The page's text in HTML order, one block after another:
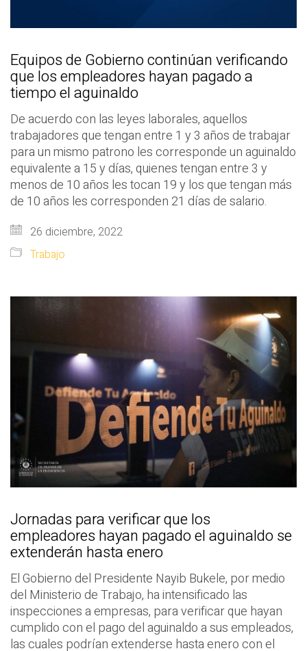
Equipos de Gobierno continúan verificando
que los empleadores hayan pagado a
tiempo el aguinaldo
De acuerdo con las leyes laborales, aquellos
trabajadores que tengan entre 1 y 3 años de trabajar
para un mismo patrono les corresponde un aguinaldo
equivalente a 15 y días, quienes tengan entre 3 y
menos de 10 años les tocan 19 y los que tengan más
de 10 años les corresponden 21 días de salario.
26 diciembre, 2022
Trabajo
Jornadas para verificar que los
empleadores hayan pagado el aguinaldo se
extenderán hasta enero
El Gobierno del Presidente Nayib Bukele, por medio
del Ministerio de Trabajo, ha intensificado las
inspecciones a empresas, para verificar que hayan
cumplido con el pago del aguinaldo a sus empleados,
las cuales podrían extenderse hasta enero con el